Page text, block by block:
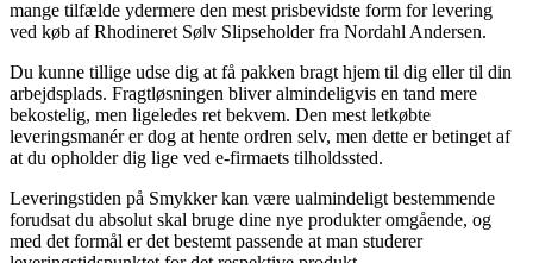
mange tilfælde ydermere den mest prisbevidste form for levering
ved køb af Rhodineret Sølv Slipseholder fra Nordahl Andersen.
Du kunne tillige udse dig at få pakken bragt hjem til dig eller til din
arbejdsplads. Fragtløsningen bliver almindeligvis en tand mere
bekostelig, men ligeledes ret bekvem. Den mest letkøbte
leveringsmanér er dog at hente ordren selv, men dette er betinget af
at du opholder dig lige ved e-firmaets tilholdssted.
Leveringstiden på Smykker kan være ualmindeligt bestemmende
forudsat du absolut skal bruge dine nye produkter omgående, og
med det formål er det bestemt passende at man studerer